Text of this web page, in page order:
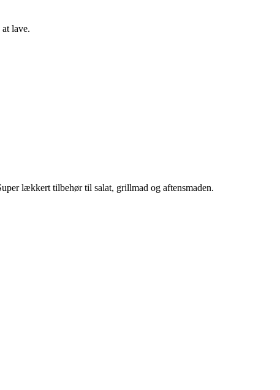
lave.
lækkert tilbehør til salat, grillmad og aftensmaden.